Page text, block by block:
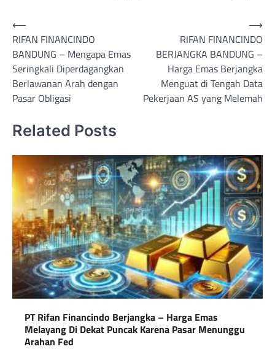
Post
navigation
⟵
RIFAN FINANCINDO
BANDUNG – Mengapa Emas
Seringkali Diperdagangkan
Berlawanan Arah dengan
Pasar Obligasi
RIFAN FINANCINDO
BERJANGKA BANDUNG –
Harga Emas Berjangka
Menguat di Tengah Data
Pekerjaan AS yang Melemah
⟶
Related Posts
PT Rifan Financindo Berjangka – Harga Emas
Melayang Di Dekat Puncak Karena Pasar Menunggu
Arahan Fed